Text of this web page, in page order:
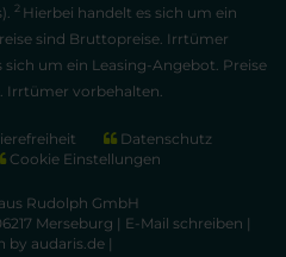
2 Hierbei handelt es sich um ein
sind Bruttopreise. Irrtümer
sich um ein Leasing-Angebot. Preise
Irrtümer vorbehalten.
Datenschutz
Cookie Einstellungen
Rudolph GmbH
Merseburg | E-Mail schreiben |
by audaris.de|